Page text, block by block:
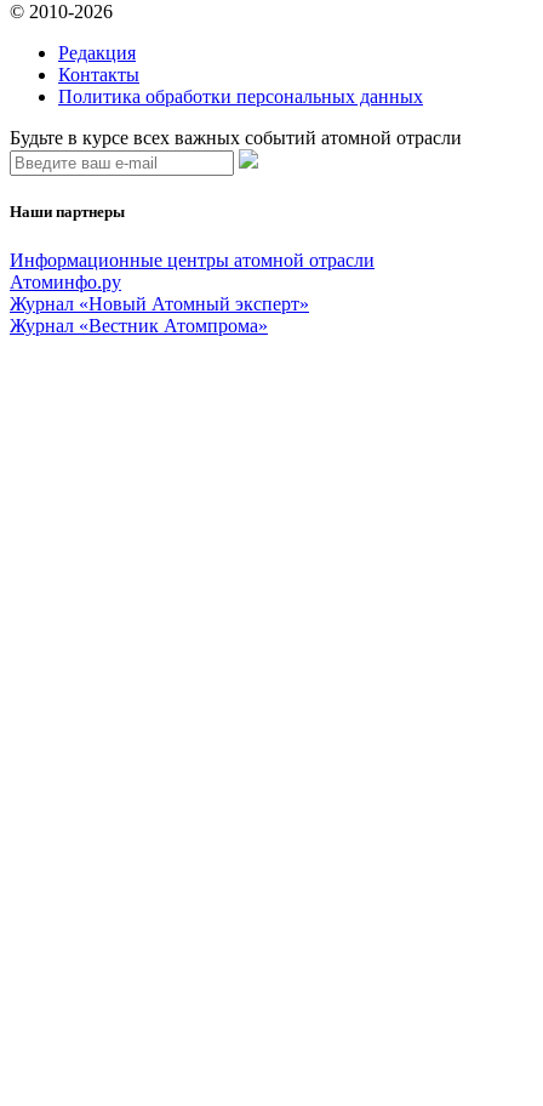
© 2010-2026
Редакция
Контакты
Политика обработки персональных данных
Будьте в курсе всех важных событий атомной отрасли
Наши партнеры
Информационные центры атомной отрасли
Атоминфо.ру
Журнал «Новый Атомный эксперт»
Журнал «Вестник Атомпрома»